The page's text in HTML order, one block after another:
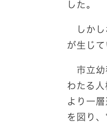
した。
しかし
が生じ
市立幼
わたる
より一
を図り、